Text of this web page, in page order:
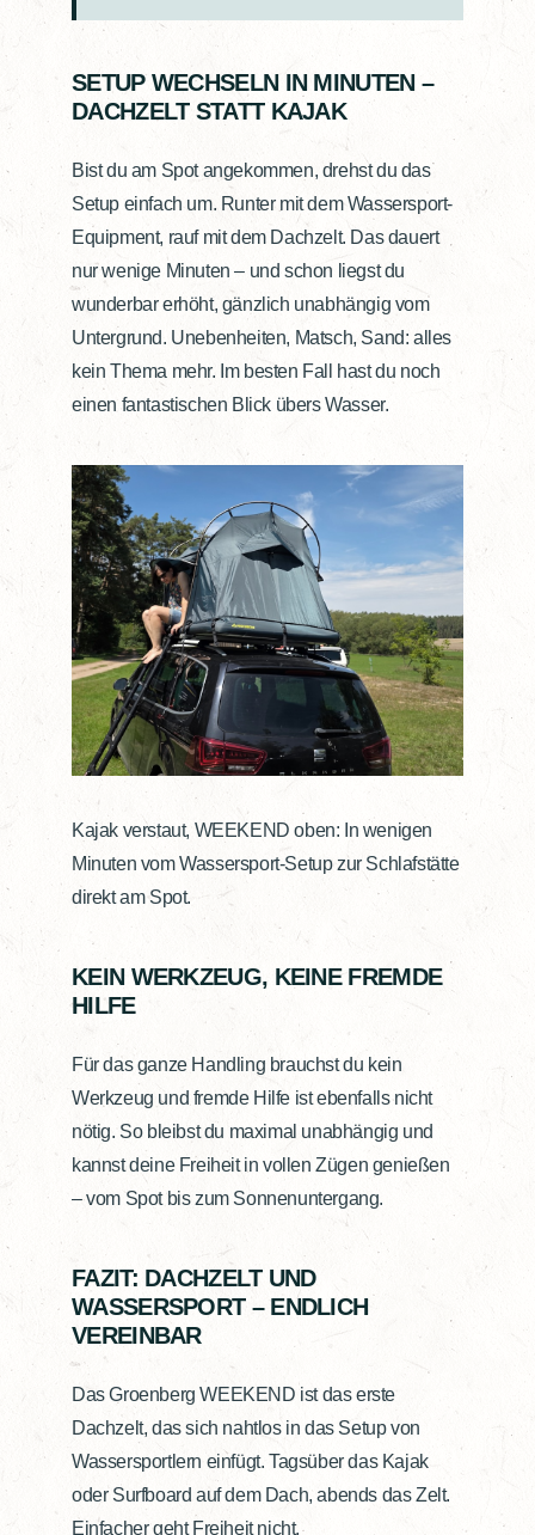
SETUP WECHSELN IN MINUTEN –
DACHZELT STATT KAJAK
Bist du am Spot angekommen, drehst du das
Setup einfach um. Runter mit dem Wassersport-
Equipment, rauf mit dem Dachzelt. Das dauert
nur wenige Minuten – und schon liegst du
wunderbar erhöht, gänzlich unabhängig vom
Untergrund. Unebenheiten, Matsch, Sand: alles
kein Thema mehr. Im besten Fall hast du noch
einen fantastischen Blick übers Wasser.
Kajak verstaut, WEEKEND oben: In wenigen
Minuten vom Wassersport-Setup zur Schlafstätte
direkt am Spot.
KEIN WERKZEUG, KEINE FREMDE
HILFE
Für das ganze Handling brauchst du kein
Werkzeug und fremde Hilfe ist ebenfalls nicht
nötig. So bleibst du maximal unabhängig und
kannst deine Freiheit in vollen Zügen genießen
– vom Spot bis zum Sonnenuntergang.
FAZIT: DACHZELT UND
WASSERSPORT – ENDLICH
VEREINBAR
Das Groenberg WEEKEND ist das erste
Dachzelt, das sich nahtlos in das Setup von
Wassersportlern einfügt. Tagsüber das Kajak
oder Surfboard auf dem Dach, abends das Zelt.
Einfacher geht Freiheit nicht.